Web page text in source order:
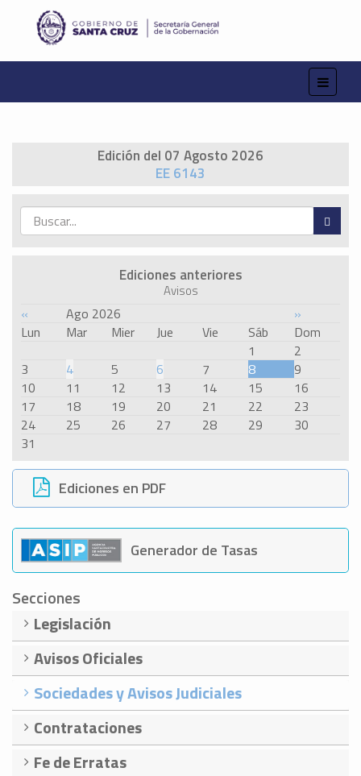
Edición del 07 Agosto 2026
EE 6143
Ediciones anteriores
Avisos
« Ago 2026
»
Lun
Mar Mier Jue Vie Sáb
Dom
1
2
3
4 5 6 7 8
9
10
11 12 13 14 15
16
17
18 19 20 21 22
23
24
25 26 27 28 29
30
31
Ediciones en PDF
Generador de Tasas
Secciones
Legislación
Avisos Oficiales
Sociedades y Avisos Judiciales
Contrataciones
Fe de Erratas